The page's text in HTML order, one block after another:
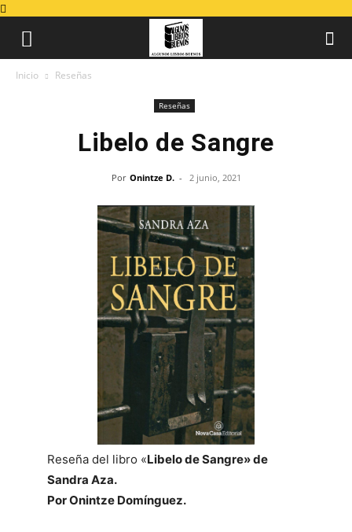
Inicio Reseñas
Reseñas
Libelo de Sangre
Por Onintze D. - 2 junio, 2021
Reseña del libro «Libelo de Sangre» de
Sandra Aza.
Por Onintze Domínguez.